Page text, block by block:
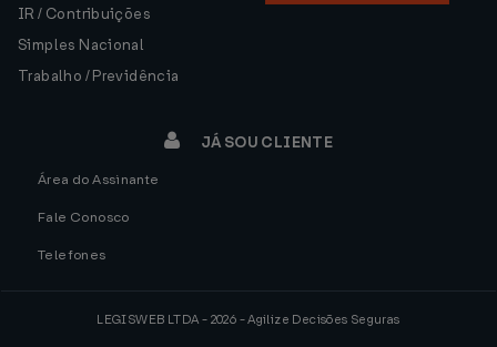
IR / Contribuições
Simples Nacional
Trabalho / Previdência
JÁ SOU CLIENTE
Área do Assinante
Fale Conosco
Telefones
LEGISWEB LTDA - 2026 - Agilize Decisões Seguras